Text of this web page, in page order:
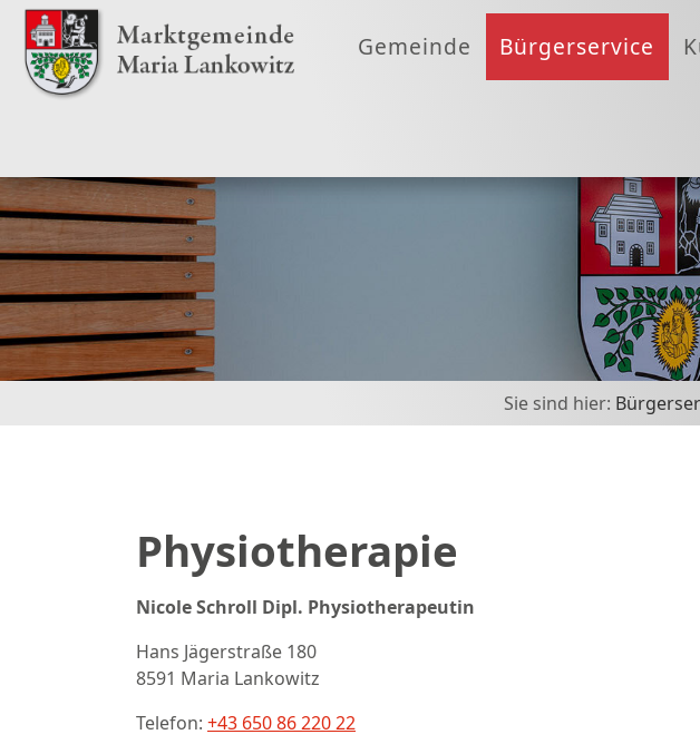
Gemeinde Bürgerservice
Sie sind hier:
Physiotherapie
Nicole Schroll Dipl. Physiotherapeutin
Hans Jägerstraße 180
8591 Maria Lankowitz
Telefon: +43 650 86 220 22